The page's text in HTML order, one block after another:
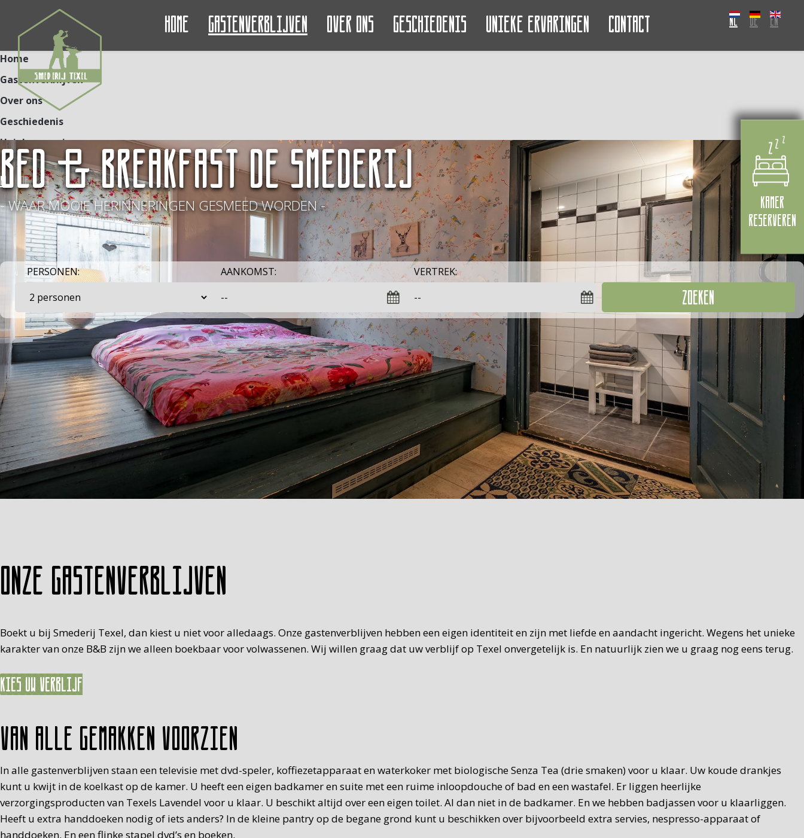
Home Gastenverblijven Over ons Geschiedenis Unieke ervaringen Contact NL DE EN
Home
Gastenverblijven
Over ons
Geschiedenis
Unieke ervaringen
Contact
NL DE EN
BED & BREAKFAST De Smederij
- WAAR MOOIE HERINNERINGEN GESMEED WORDEN -
PERSONEN: AANKOMST: VERTREK:
ZOEKEN
Onze gastenverblijven
Boekt u bij Smederij Texel, dan kiest u niet voor alledaags. Onze gastenverblijven hebben een eigen identiteit en zijn met liefde en aandacht ingericht. Wegens het unieke
karakter van onze B&B zijn we alleen boekbaar voor volwassenen. Wij willen graag dat uw verblijf op Texel onvergetelijk is. En natuurlijk zien we u graag nog eens terug.
Kies uw verblijf
Van alle gemakken voorzien
In alle gastenverblijven staan een televisie met dvd-speler, koffiezetapparaat en waterkoker met biologische Senza Tea (drie smaken) voor u klaar. Uw koude drankjes
kunt u kwijt in de koelkast op de kamer. U heeft een eigen badkamer en suite met een ruime inloopdouche of bad en een wastafel. Er liggen heerlijke
verzorgingsproducten van Texels Lavendel voor u klaar. U beschikt altijd over een eigen toilet. Al dan niet in de badkamer. En we hebben badjassen voor u klaarliggen.
Heeft u extra handdoeken nodig of iets anders? In de kleine pantry op de begane grond kunt u beschikken over bijvoorbeeld extra servies, nespresso-apparaat of
handdoeken. En een flinke stapel dvd’s en boeken.